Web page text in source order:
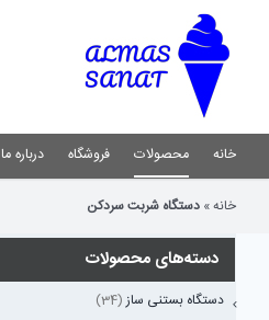
content
خانه محصولات فروشگاه درباره ما
خانه» دستگاه شربت سردکن
دسته‌های محصولات
دستگاه بستنی ساز (34)